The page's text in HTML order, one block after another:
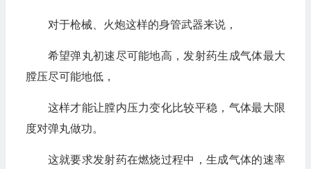
对于枪械、火炮这样的身管武器来说，
希望弹丸初速尽可能地高，发射药生成气体最大
膛压尽可能地低，
这样才能让膛内压力变化比较平稳，气体最大限
度对弹丸做功。
这就要求发射药在燃烧过程中，生成气体的速率